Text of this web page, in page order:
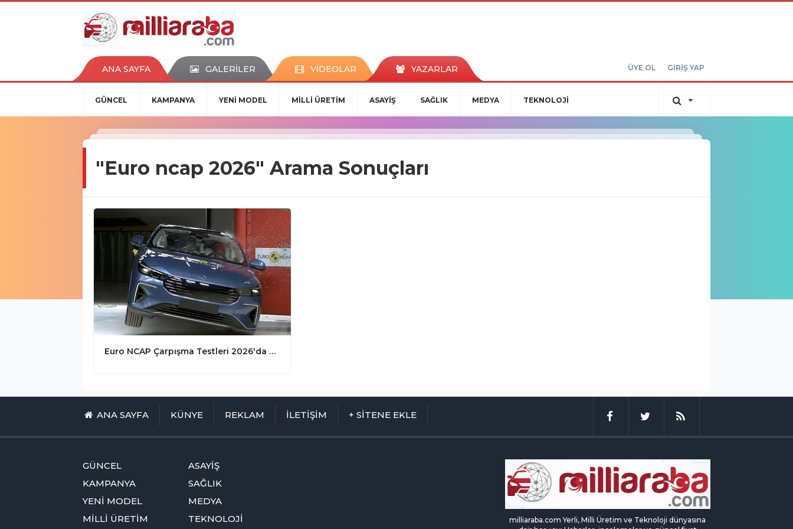
ANA SAYFA GALERİLER VİDEOLAR YAZARLAR ÜYE OL GİRİŞ YAP
GÜNCEL KAMPANYA YENİ MODEL MİLLİ ÜRETİM ASAYİŞ SAĞLIK MEDYA TEKNOLOJİ
"Euro ncap 2026" Arama Sonuçları
Euro NCAP Çarpışma Testleri 2026'da Köklü Değişikliklerle Yenileniyor: Batarya Yangın Uyarısı Zorunluluğu Geliyor!
ANA SAYFA KÜNYE REKLAM İLETİŞİM + SİTENE EKLE
GÜNCEL
KAMPANYA
YENİ MODEL
MİLLİ ÜRETİM
ASAYİŞ
SAĞLIK
MEDYA
TEKNOLOJİ
milliaraba.com Yerli, Milli Üretim ve Teknoloji dünyasına